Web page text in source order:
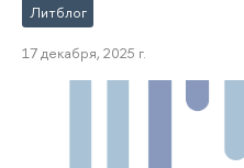
Литблог
17 декабря, 2025 г.